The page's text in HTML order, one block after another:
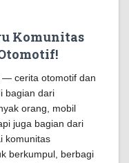
Komunitas
— cerita otomotif dan
bagian dari
orang, mobil
juga bagian dari
komunitas
berkumpul, berbagi